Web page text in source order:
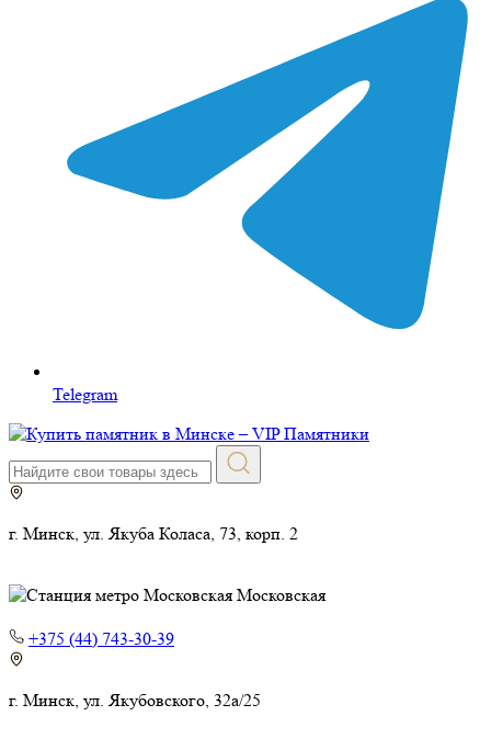
Telegram
г. Минск, ул. Якуба Коласа, 73, корп. 2
Московская
+375 (44) 743-30-39
г. Минск, ул. Якубовского, 32а/25